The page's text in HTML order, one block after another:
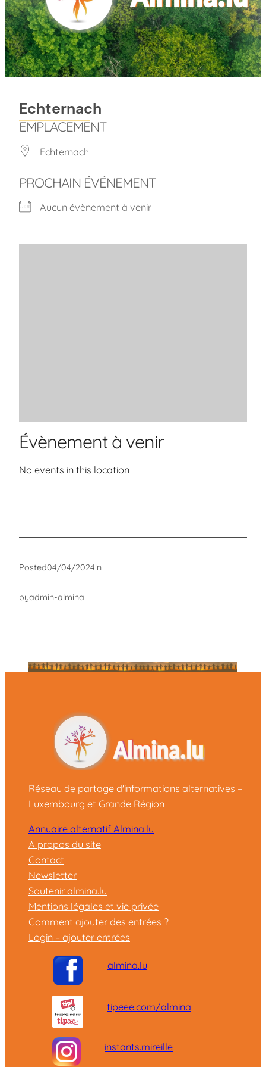
Echternach
EMPLACEMENT
Echternach
PROCHAIN ÉVÉNEMENT
Aucun évènement à venir
Évènement à venir
No events in this location
Posted04/04/2024in
byadmin-almina
Réseau de partage d'informations alternatives –
Luxembourg et Grande Région
Annuaire alternatif Almina.lu
A propos du site
Contact
Newsletter
Soutenir almina.lu
Mentions légales et vie privée
Comment ajouter des entrées ?
Login – ajouter entrées
almina.lu
tipeee.com/almina
instants.mireille